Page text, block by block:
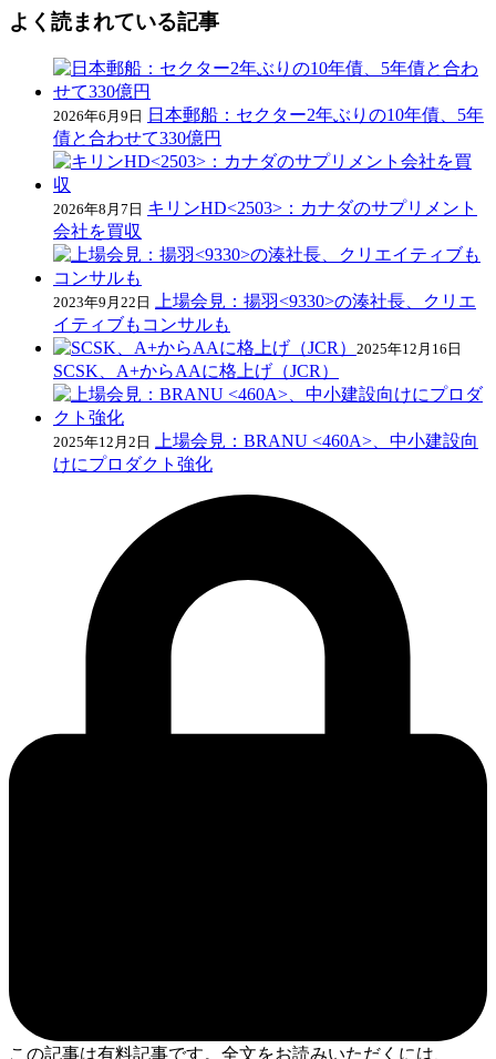
よく読まれている記事
2026年6月9日 日本郵船：セクター2年ぶりの10年債、5年
債と合わせて330億円
2026年8月7日 キリンHD<2503>：カナダのサプリメント
会社を買収
2023年9月22日
上場会見：揚羽<9330>の湊社長、クリエ
イティブもコンサルも
2025年12月16日
SCSK、A+からAAに格上げ（JCR）
2025年12月2日
上場会見：BRANU <460A>、中小建設向
けにプロダクト強化
この記事は有料記事です。全文をお読みいただくには、